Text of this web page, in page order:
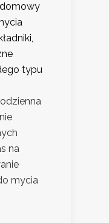
typu
na
mycia